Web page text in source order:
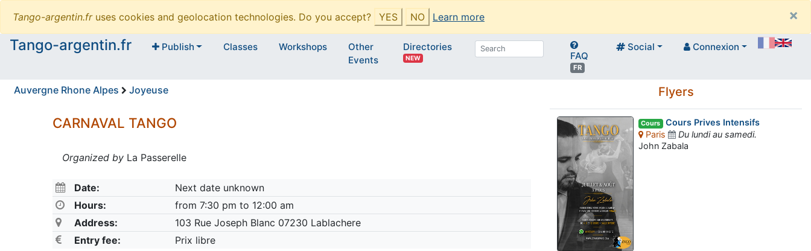
Tango-argentin.fruses cookies and geolocation technologies. Do you accept? YES NO Learn more
×
Tango-argentin.fr
Publish Classes Workshops
Other
Events
Directories
NEW FAQ
FR
Social Connexion
Auvergne Rhone Alpes Joyeuse
CARNAVAL TANGO
Organized by La Passerelle
Date:
Next date unknown
Hours:
from 7:30 pm to 12:00 am
Address:
103 Rue Joseph Blanc 07230 Lablachere
Entry fee:
Prix libre
Flyers
Cours Cours Prives Intensifs
Paris
Du lundi au samedi.
John Zabala